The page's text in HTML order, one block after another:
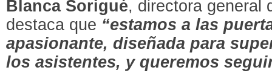
Blanca Sorigué, directora general
destaca que “estamos a las
apasionante, diseñada para
los asistentes, y queremos